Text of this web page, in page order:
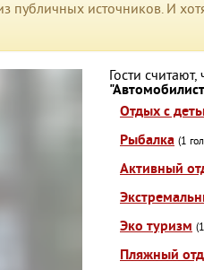
публичных источников. И
Гости считают,
Отдых с
Рыбалка (1
Активный
Эко туризм
Пляжный